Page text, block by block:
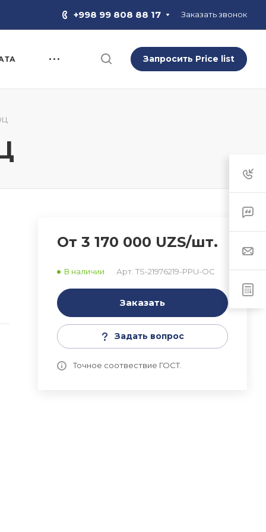
+998 99 808 88 17 Заказать звонок
Запросить Price list
От 3 170 000 UZS/шт.
В наличии Арт. TS-21976219-PPU-OC
Заказать
Задать вопрос
Точное соотвествие ГОСТ.